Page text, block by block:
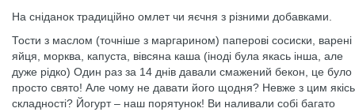
На сніданок традиційно омлет чи яєчня з різними добавками.
Тости з маслом (точніше з маргарином) паперові сосиски, варені
яйця, морква, капуста, вівсяна каша (іноді була якась інша, але
дуже рідко) Один раз за 14 днів давали смажений бекон, це було
просто свято! Але чому не давати його щодня? Невже з цим якісь
складності? Йогурт – наш порятунок! Ви наливали собі багато